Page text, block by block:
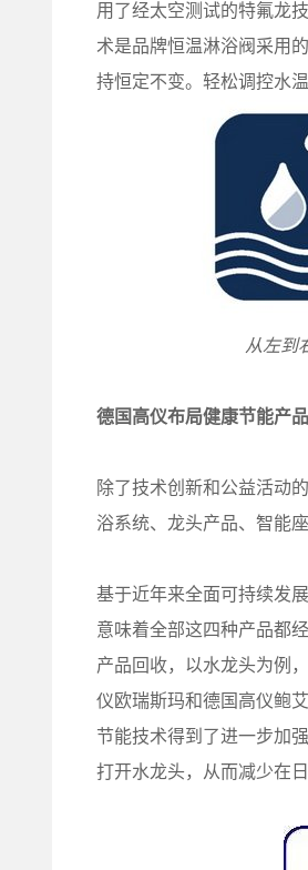
用了经太空测试的特氟龙
术是品牌恒温淋浴阀采用
持恒定不变。轻松调控水
从左到
德国高仪布局健康节能产
除了技术创新和公益活动
浴系统、龙头产品、智能
基于近年来全面可持续发
意味着全部这四种产品都
产品回收，以水龙头为例
仪欧瑞斯玛和德国高仪鲍
节能技术得到了进一步加
打开水龙头，从而减少在